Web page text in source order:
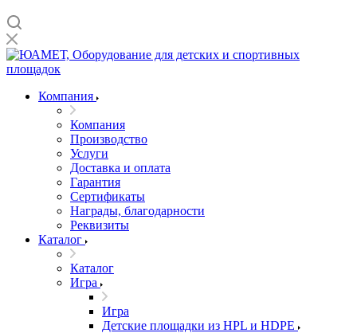
Компания
Компания
Производство
Услуги
Доставка и оплата
Гарантия
Сертификаты
Награды, благодарности
Реквизиты
Каталог
Каталог
Игра
Игра
Детские площадки из HPL и HDPE